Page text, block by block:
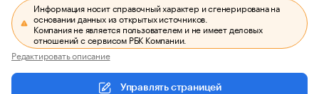
Информация носит справочный характер и сгенерирована на
основании данных из открытых источников.
Компания не является пользователем и не имеет деловых
отношений с сервисом РБК Компании.
Редактировать описание
Управлять страницей